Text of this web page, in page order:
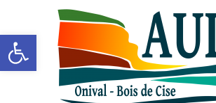
Ouvrir la barre